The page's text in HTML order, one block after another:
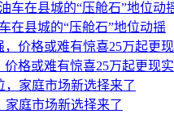
在县城的“压舱石”地位动摇
格或难有惊喜25万起更现实
家庭市场新选择来了